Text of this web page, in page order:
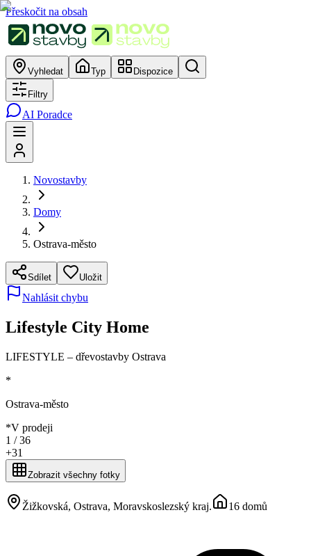
Přeskočit na obsah
Vyhledat Typ Dispozice
Filtry
AI Poradce
Novostavby
Domy
Ostrava-město
Sdílet Uložit
Nahlásit chybu
Lifestyle City Home
LIFESTYLE – dřevostavby Ostrava
*
Ostrava-město
*V prodeji
1 /36
+31
Zobrazit všechny fotky
Žižkovská, Ostrava, Moravskoslezský kraj. 16 domů